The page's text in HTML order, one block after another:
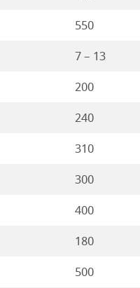
550
7 – 13
200
240
310
300
400
180
500